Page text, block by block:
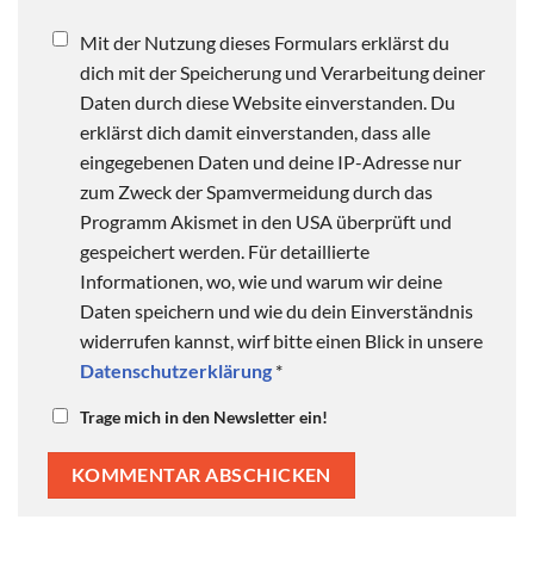
Mit der Nutzung dieses Formulars erklärst du
dich mit der Speicherung und Verarbeitung deiner
Daten durch diese Website einverstanden. Du
erklärst dich damit einverstanden, dass alle
eingegebenen Daten und deine IP-Adresse nur
zum Zweck der Spamvermeidung durch das
Programm Akismet in den USA überprüft und
gespeichert werden. Für detaillierte
Informationen, wo, wie und warum wir deine
Daten speichern und wie du dein Einverständnis
widerrufen kannst, wirf bitte einen Blick in unsere
Datenschutzerklärung *
Trage mich in den Newsletter ein!